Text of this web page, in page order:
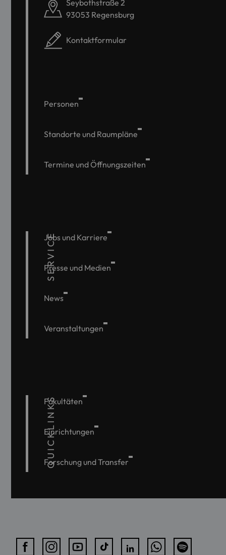
Seybothstraße 2
93053 Regensburg
Kontaktformular
Personen
Standorte und Raumpläne
Termine und Öffnungszeiten
SERVICE
Jobs und Karriere
Presse und Medien
News
Veranstaltungen
QUICKLINKS
Fakultäten
Einrichtungen
Forschung und Transfer